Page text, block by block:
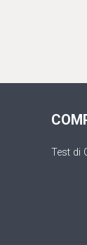
Test di